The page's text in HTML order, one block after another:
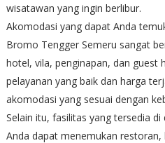
wisatawan yang ingin berlibur.
Akomodasi yang dapat Anda
Bromo Tengger Semeru sangat
hotel, vila, penginapan, dan guest
pelayanan yang baik dan harga
akomodasi yang sesuai dengan
Selain itu, fasilitas yang tersedia di
Anda dapat menemukan